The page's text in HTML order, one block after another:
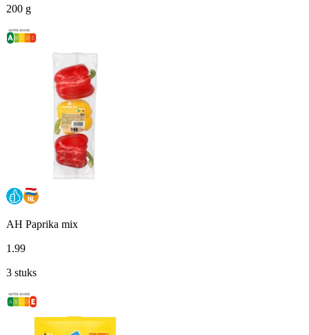
200 g
AH Paprika mix
1 .99
3 stuks